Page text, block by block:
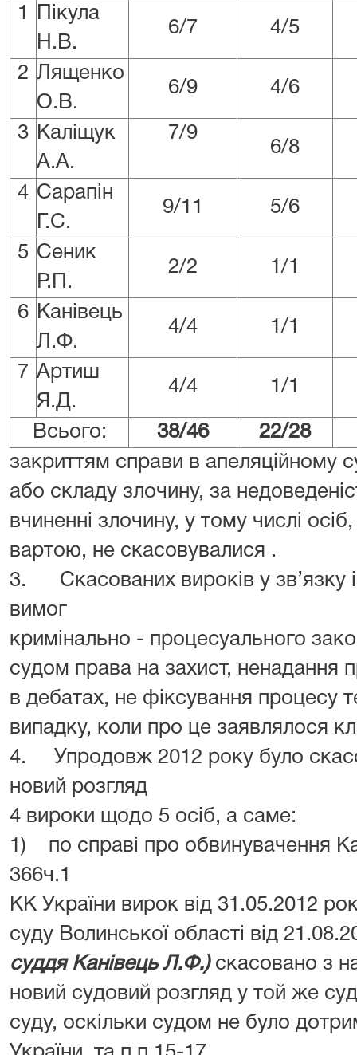
1
Пікула
Н.В.
6/7 4/5
2 Лященко
О.В.
6/9 4/6
3 Каліщук
А.А.
7/9
6/8
4 Сарапін
Г.С.
9/11 5/6
5 Сеник
Р.П.
2/2 1/1
6 Канівець
Л.Ф.
4/4 1/1
7 Артиш
Я.Д.
4/4 1/1
Всього: 38/46
22/28
закриттям справи в апеляційному
або складу злочину, за
вчиненні злочину, у тому числі
вартою, не скасовувалися .
3. Скасованих вироків у зв’язку
вимог
кримінально - процесуального
судом права на захист, ненадання
в дебатах, не фіксування процесу
випадку, коли про це заявлялося
4. Упродовж 2012 року було
новий розгляд
4 вироки щодо 5 осіб, а саме:
1) по справі про обвинувачення
366ч.1
КК України вирок від 31.05.2012
суду Волинської області від
суддя Канівець Л.Ф.) скасовано з
новий судовий розгляд у той же
суду, оскільки судом не було